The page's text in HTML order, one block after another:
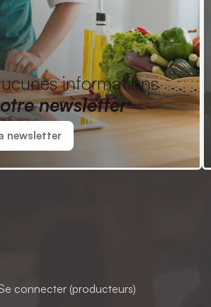
informations
newsletter
newsletter
connecter (producteurs)